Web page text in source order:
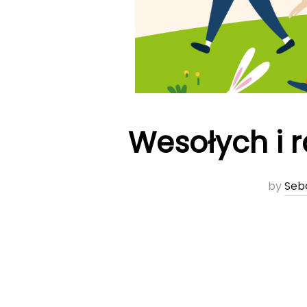
Wesołych i
by